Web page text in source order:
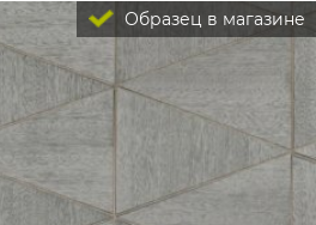
Образец в магазине